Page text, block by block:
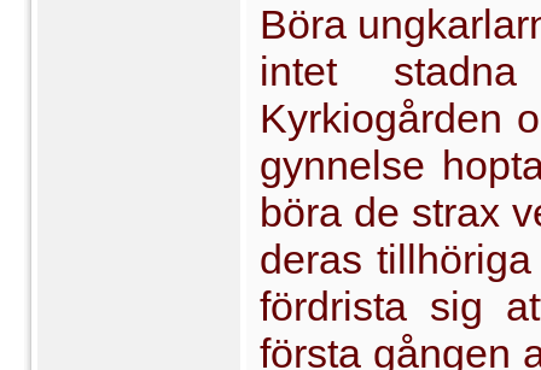
Böra
intet
Kyrkiogården
gynnelse
böra de strax
deras
fördrista sig
första gången